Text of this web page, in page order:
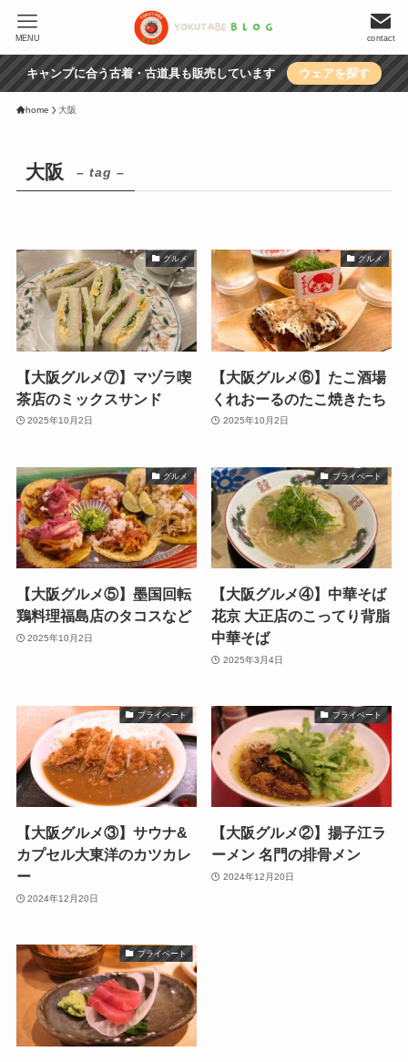
contact
MENU
キャンプに合う古着・古道具も販売しています ウェアを探す
home 大阪
大阪 – tag –
グルメ
【大阪グルメ⑦】マヅラ喫
茶店のミックスサンド
2025年10月2日
グルメ
【大阪グルメ⑥】たこ酒場
くれおーるのたこ焼きたち
2025年10月2日
グルメ
【大阪グルメ⑤】墨国回転
鶏料理福島店のタコスなど
2025年10月2日
プライベート
【大阪グルメ④】中華そば
花京 大正店のこってり背脂
中華そば
2025年3月4日
プライベート
【大阪グルメ③】サウナ&
カプセル大東洋のカツカレ
ー
2024年12月20日
プライベート
【大阪グルメ②】揚子江ラ
ーメン 名門の排骨メン
2024年12月20日
プライベート